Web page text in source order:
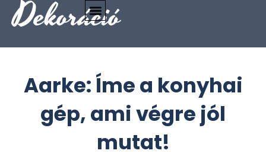
Dekoráció
Aarke: Íme a konyhai
gép, ami végre jól
mutat!